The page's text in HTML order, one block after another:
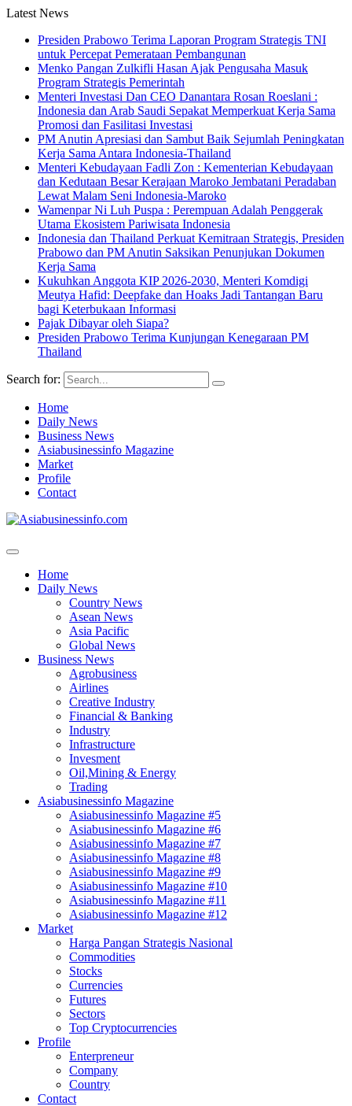
Latest News
Presiden Prabowo Terima Laporan Program Strategis TNI
untuk Percepat Pemerataan Pembangunan
Menko Pangan Zulkifli Hasan Ajak Pengusaha Masuk
Program Strategis Pemerintah
Menteri Investasi Dan CEO Danantara Rosan Roeslani :
Indonesia dan Arab Saudi Sepakat Memperkuat Kerja Sama
Promosi dan Fasilitasi Investasi
PM Anutin Apresiasi dan Sambut Baik Sejumlah Peningkatan
Kerja Sama Antara Indonesia-Thailand
Menteri Kebudayaan Fadli Zon : Kementerian Kebudayaan
dan Kedutaan Besar Kerajaan Maroko Jembatani Peradaban
Lewat Malam Seni Indonesia-Maroko
Wamenpar Ni Luh Puspa : Perempuan Adalah Penggerak
Utama Ekosistem Pariwisata Indonesia
Indonesia dan Thailand Perkuat Kemitraan Strategis, Presiden
Prabowo dan PM Anutin Saksikan Penunjukan Dokumen
Kerja Sama
Kukuhkan Anggota KIP 2026-2030, Menteri Komdigi
Meutya Hafid: Deepfake dan Hoaks Jadi Tantangan Baru
bagi Keterbukaan Informasi
Pajak Dibayar oleh Siapa?
Presiden Prabowo Terima Kunjungan Kenegaraan PM
Thailand
Search for:
Home
Daily News
Business News
Asiabusinessinfo Magazine
Market
Profile
Contact
Home
Daily News
Country News
Asean News
Asia Pacific
Global News
Business News
Agrobusiness
Airlines
Creative Industry
Financial & Banking
Industry
Infrastructure
Invesment
Oil,Mining & Energy
Trading
Asiabusinessinfo Magazine
Asiabusinessinfo Magazine #5
Asiabusinessinfo Magazine #6
Asiabusinessinfo Magazine #7
Asiabusinessinfo Magazine #8
Asiabusinessinfo Magazine #9
Asiabusinessinfo Magazine #10
Asiabusinessinfo Magazine #11
Asiabusinessinfo Magazine #12
Market
Harga Pangan Strategis Nasional
Commodities
Stocks
Currencies
Futures
Sectors
Top Cryptocurrencies
Profile
Enterpreneur
Company
Country
Contact